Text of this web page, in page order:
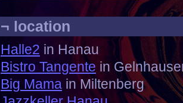
¬ location
Halle2 in Hanau
Bistro Tangente in
Big Mama in Miltenberg